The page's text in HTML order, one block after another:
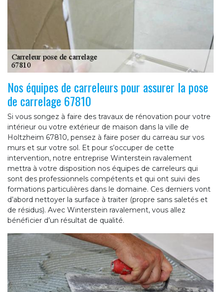
Nos équipes de carreleurs pour assurer la pose
de carrelage 67810
Si vous songez à faire des travaux de rénovation pour votre
intérieur ou votre extérieur de maison dans la ville de
Holtzheim 67810, pensez à faire poser du carreau sur vos
murs et sur votre sol. Et pour s’occuper de cette
intervention, notre entreprise Winterstein ravalement
mettra à votre disposition nos équipes de carreleurs qui
sont des professionnels compétents et qui ont suivi des
formations particulières dans le domaine. Ces derniers vont
d’abord nettoyer la surface à traiter (propre sans saletés et
de résidus). Avec Winterstein ravalement, vous allez
bénéficier d’un résultat de qualité.